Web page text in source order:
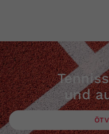
und